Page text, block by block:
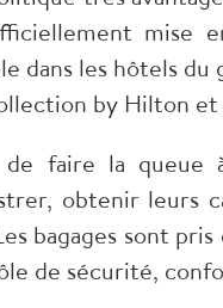
mise
dans les hôtels
by Hilton et
faire la queue
obtenir leurs
bagages sont
de sécurité,